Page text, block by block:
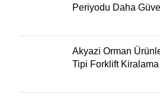
Periyodu Daha
Akyazi Orman
Tipi Forklift Kiralama